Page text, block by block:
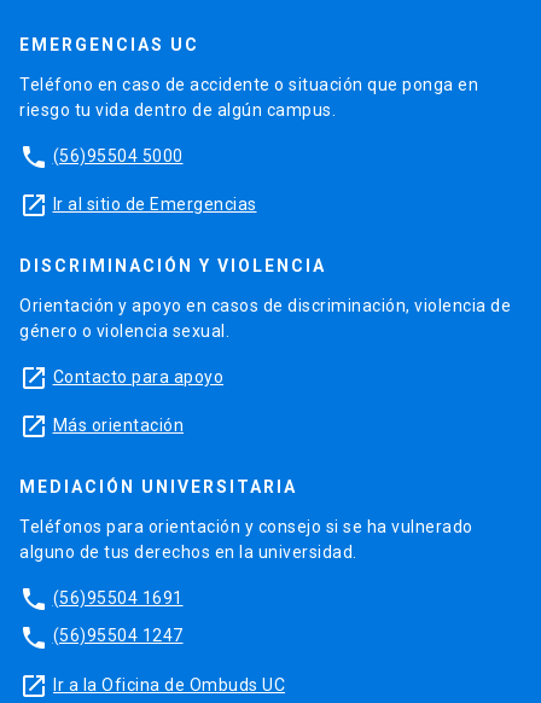
EMERGENCIAS UC
Teléfono en caso de accidente o situación que ponga en
riesgo tu vida dentro de algún campus.
phone (56)95504 5000
launch Ir al sitio de Emergencias
DISCRIMINACIÓN Y VIOLENCIA
Orientación y apoyo en casos de discriminación, violencia de
género o violencia sexual.
launch Contacto para apoyo
launch Más orientación
MEDIACIÓN UNIVERSITARIA
Teléfonos para orientación y consejo si se ha vulnerado
alguno de tus derechos en la universidad.
phone (56)95504 1691
phone (56)95504 1247
launch Ir a la Oficina de Ombuds UC